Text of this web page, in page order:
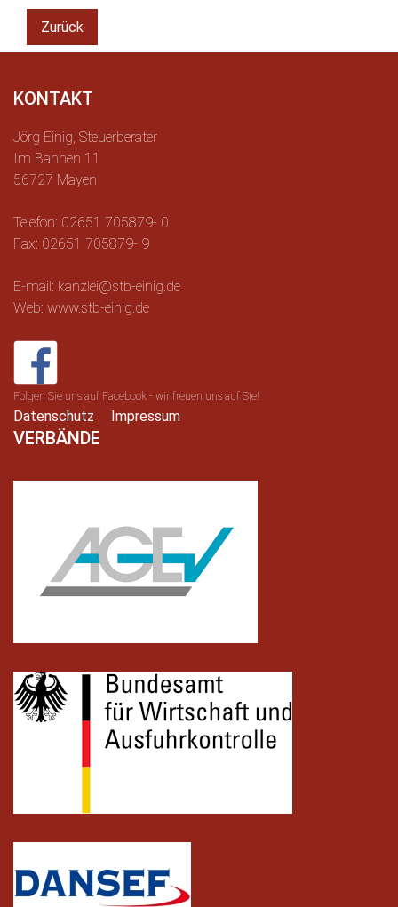
Zurück
KONTAKT
Jörg Einig, Steuerberater
Im Bannen 11
56727 Mayen
Telefon: 02651 705879- 0
Fax: 02651 705879- 9
E-mail: kanzlei@stb-einig.de
Web: www.stb-einig.de
Folgen Sie uns auf Facebook - wir freuen uns auf Sie!
Datenschutz Impressum
VERBÄNDE